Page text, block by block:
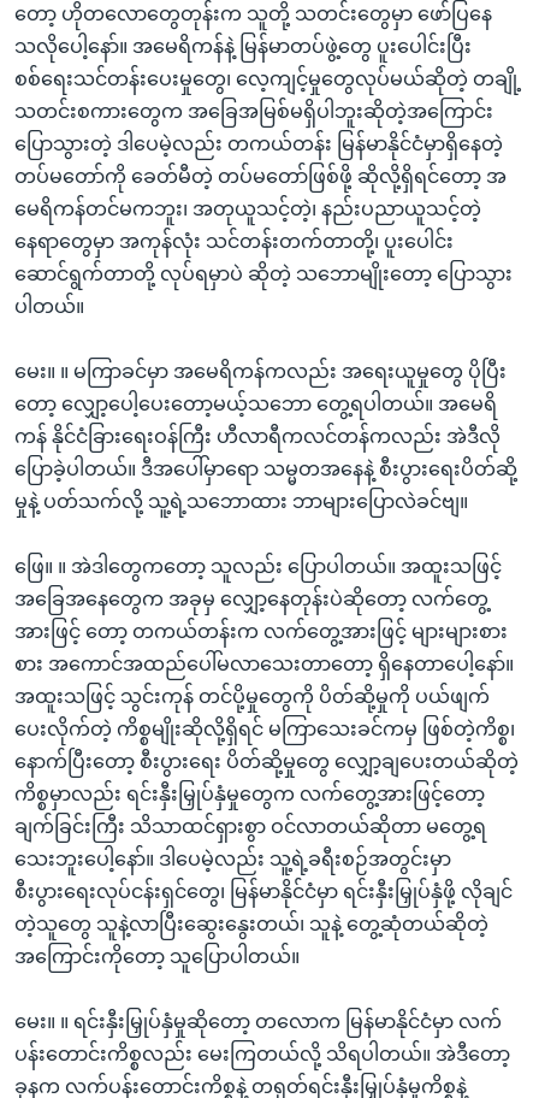
တော့ ဟိုတလောတွေတုန်းက သူတို့ သတင်းတွေမှာ ဖော်ပြနေ
သလိုပေါ့နော်။ အမေရိကန်နဲ့ မြန်မာတပ်ဖွဲ့တွေ ပူးပေါင်းပြီး
စစ်ရေးသင်တန်းပေးမှုတွေ၊ လေ့ကျင့်မှုတွေလုပ်မယ်ဆိုတဲ့ တချို့
သတင်းစကားတွေက အခြေအမြစ်မရှိပါဘူးဆိုတဲ့အကြောင်း
ပြောသွားတဲ့ ဒါပေမဲ့လည်း တကယ်တန်း မြန်မာနိုင်ငံမှာရှိနေတဲ့
တပ်မတော်ကို ခေတ်မီတဲ့ တပ်မတော်ဖြစ်ဖို့ ဆိုလို့ရှိရင်တော့ အ
မေရိကန်တင်မကဘူး၊ အတုယူသင့်တဲ့၊ နည်းပညာယူသင့်တဲ့
နေရာတွေမှာ အကုန်လုံး သင်တန်းတက်တာတို့၊ ပူးပေါင်း
ဆောင်ရွက်တာတို့ လုပ်ရမှာပဲ ဆိုတဲ့ သဘောမျိုးတော့ ပြောသွား
ပါတယ်။
မေး။ ။ မကြာခင်မှာ အမေရိကန်ကလည်း အရေးယူမှုတွေ ပိုပြီး
တော့ လျှော့ပေါ့ပေးတော့မယ့်သဘော တွေ့ရပါတယ်။ အမေရိ
ကန် နိုင်ငံခြားရေးဝန်ကြီး ဟီလာရီကလင်တန်ကလည်း အဲဒီလို
ပြောခဲ့ပါတယ်။ ဒီအပေါ်မှာရော သမ္မတအနေနဲ့ စီးပွားရေးပိတ်ဆို့
မှုနဲ့ ပတ်သက်လို့ သူ့ရဲ့သဘောထား ဘာများပြောလဲခင်ဗျ။
ဖြေ။ ။ အဲဒါတွေကတော့ သူလည်း ပြောပါတယ်။ အထူးသဖြင့်
အခြေအနေတွေက အခုမှ လျှော့နေတုန်းပဲဆိုတော့ လက်တွေ့
အားဖြင့် တော့ တကယ်တန်းက လက်တွေ့အားဖြင့် များများစား
စား အကောင်အထည်ပေါ်မလာသေးတာတော့ ရှိနေတာပေါ့နော်။
အထူးသဖြင့် သွင်းကုန် တင်ပို့မှုတွေကို ပိတ်ဆို့မှုကို ပယ်ဖျက်
ပေးလိုက်တဲ့ ကိစ္စမျိုးဆိုလို့ရှိရင် မကြာသေးခင်ကမှ ဖြစ်တဲ့ကိစ္စ၊
နောက်ပြီးတော့ စီးပွားရေး ပိတ်ဆို့မှုတွေ လျှော့ချပေးတယ်ဆိုတဲ့
ကိစ္စမှာလည်း ရင်းနှီးမြှုပ်နှံမှုတွေက လက်တွေ့အားဖြင့်တော့
ချက်ခြင်းကြီး သိသာထင်ရှားစွာ ဝင်လာတယ်ဆိုတာ မတွေ့ရ
သေးဘူးပေါ့နော်။ ဒါပေမဲ့လည်း သူ့ရဲ့ခရီးစဉ်အတွင်းမှာ
စီးပွားရေးလုပ်ငန်းရှင်တွေ၊ မြန်မာနိုင်ငံမှာ ရင်းနှီးမြှုပ်နှံဖို့ လိုချင်
တဲ့သူတွေ သူနဲ့လာပြီးဆွေးနွေးတယ်၊ သူနဲ့ တွေ့ဆုံတယ်ဆိုတဲ့
အကြောင်းကိုတော့ သူပြောပါတယ်။
မေး။ ။ ရင်းနှီးမြှုပ်နှံမှုဆိုတော့ တလောက မြန်မာနိုင်ငံမှာ လက်
ပန်းတောင်းကိစ္စလည်း မေးကြတယ်လို့ သိရပါတယ်။ အဲဒီတော့
ခုနက လက်ပန်းတောင်းကိစ္စနဲ့ တရုတ်ရင်းနှီးမြှုပ်နှံမှုကိစ္စနဲ့